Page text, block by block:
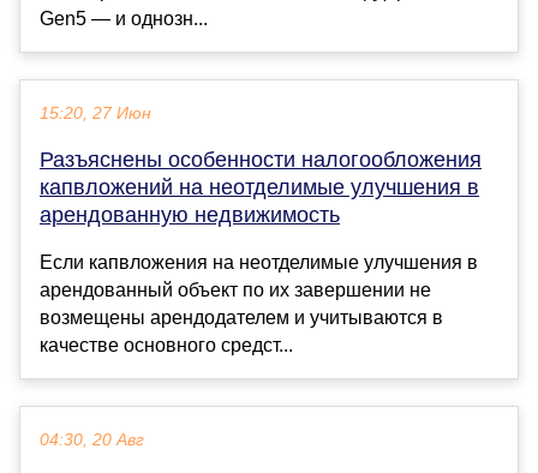
Gen5 — и однозн...
15:20, 27 Июн
Разъяснены особенности налогообложения
капвложений на неотделимые улучшения в
арендованную недвижимость
Если капвложения на неотделимые улучшения в
арендованный объект по их завершении не
возмещены арендодателем и учитываются в
качестве основного средст...
04:30, 20 Авг